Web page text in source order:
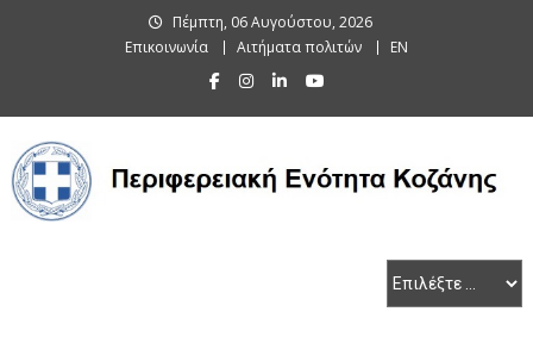
Πέμπτη, 06 Αυγούστου, 2026
Επικοινωνία
Αιτήματα πολιτών EN